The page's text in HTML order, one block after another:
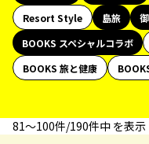
Resort Style
島旅
BOOKS スペシャルコラボ
BOOKS 旅と健康
81〜100件/190件中 を表示